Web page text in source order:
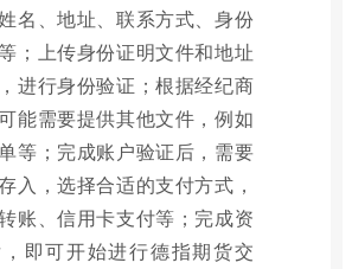
名、地址、联系方式、身份
；上传身份证明文件和地址
进行身份验证；根据经纪商
能需要提供其他文件，例如
等；完成账户验证后，需要
入，选择合适的支付方式，
账、信用卡支付等；完成资
即可开始进行德指期货交